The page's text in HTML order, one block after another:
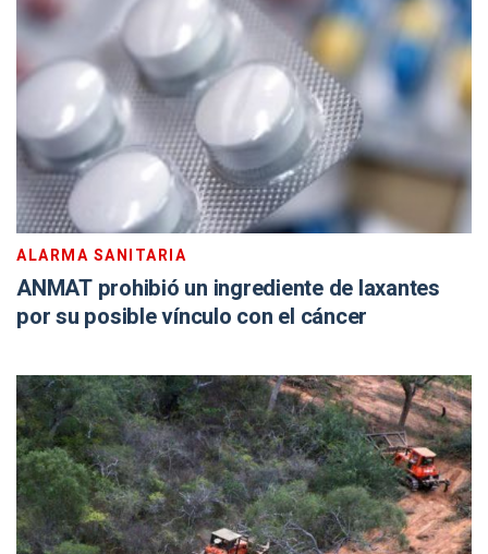
ALARMA SANITARIA
ANMAT prohibió un ingrediente de laxantes
por su posible vínculo con el cáncer